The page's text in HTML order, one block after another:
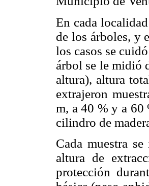
En cada
de los árboles, y
los casos se
árbol se le midió
altura), altura
extrajeron
m, a 40 % y a 60
cilindro de
Cada muestra
altura de
protección